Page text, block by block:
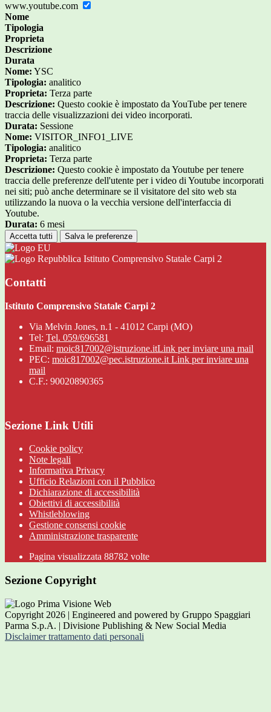
www.youtube.com
Nome
Tipologia
Proprieta
Descrizione
Durata
Nome: YSC
Tipologia: analitico
Proprieta: Terza parte
Descrizione: Questo cookie è impostato da YouTube per tenere
traccia delle visualizzazioni dei video incorporati.
Durata: Sessione
Nome: VISITOR_INFO1_LIVE
Tipologia: analitico
Proprieta: Terza parte
Descrizione: Questo cookie è impostato da Youtube per tenere
traccia delle preferenze dell'utente per i video di Youtube incorporati
nei siti; può anche determinare se il visitatore del sito web sta
utilizzando la nuova o la vecchia versione dell'interfaccia di
Youtube.
Durata: 6 mesi
Accetta tutti Salva le preferenze
Istituto Comprensivo Statale Carpi 2
Contatti
Istituto Comprensivo Statale Carpi 2
Via Melvin Jones, n.1 - 41012 Carpi (MO)
Tel: Tel. 059/696581
Email: moic817002@istruzione.itLink per inviare una mail
PEC: moic817002@pec.istruzione.it Link per inviare una
mail
C.F.: 90020890365
Sezione Link Utili
Cookie policy
Note legali
Informativa Privacy
Ufficio Relazioni con il Pubblico
Dichiarazione di accessibilità
Obiettivi di accessibilità
Whistleblowing
Gestione consensi cookie
Amministrazione trasparente
Pagina visualizzata 88782 volte
Sezione Copyright
Copyright 2026 | Engineered and powered by Gruppo Spaggiari
Parma S.p.A. | Divisione Publishing & New Social Media
Disclaimer trattamento dati personali